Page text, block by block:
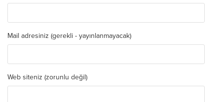
Mail adresiniz (gerekli - yayınlanmayacak)
Web siteniz (zorunlu değil)